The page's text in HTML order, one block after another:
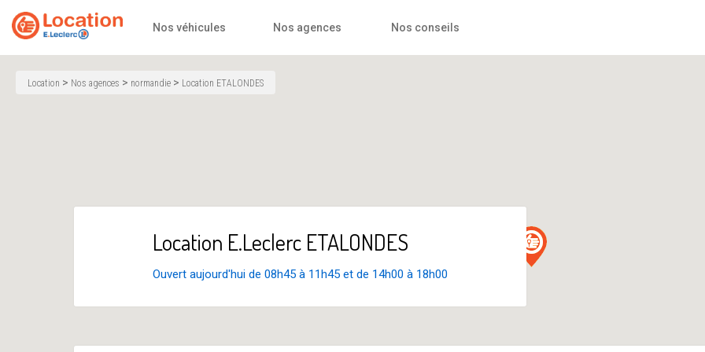
Accueil
Nos véhicules Nos agences Nos conseils
Location > Nos agences > normandie > Location ETALONDES
Location E.Leclerc ETALONDES
Ouvert aujourd'hui de 08h45 à 11h45 et de 14h00 à 18h00